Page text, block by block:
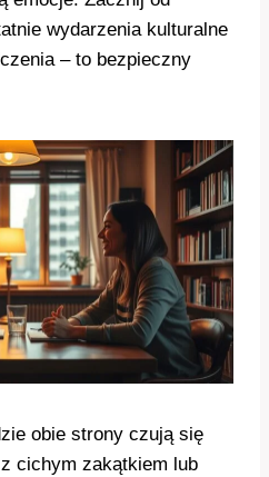
wydarzenia kulturalne
– to bezpieczny
obie strony czują się
cichym zakątkiem lub